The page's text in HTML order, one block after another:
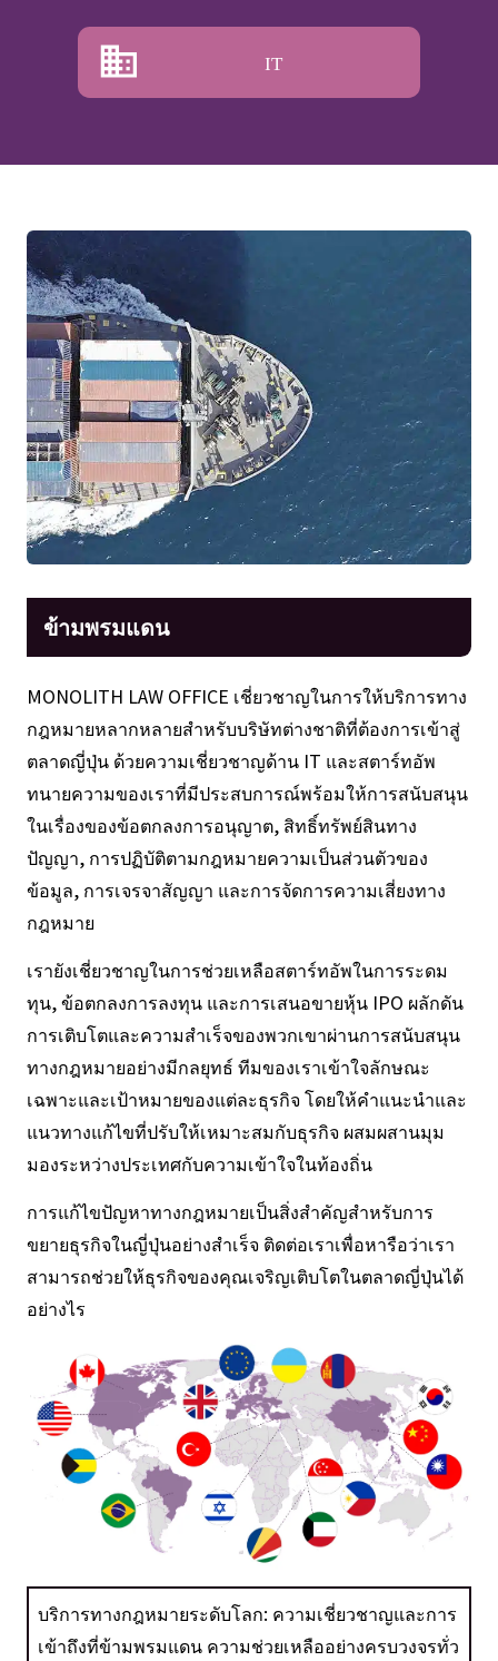
IT
ข้ามพรมแดน
MONOLITH LAW OFFICE เชี่ยวชาญในการให้บริการทาง
กฎหมายหลากหลายสำหรับบริษัทต่างชาติที่ต้องการเข้าสู่
ตลาดญี่ปุ่น ด้วยความเชี่ยวชาญด้าน IT และสตาร์ทอัพ
ทนายความของเราที่มีประสบการณ์พร้อมให้การสนับสนุน
ในเรื่องของข้อตกลงการอนุญาต, สิทธิ์ทรัพย์สินทาง
ปัญญา, การปฏิบัติตามกฎหมายความเป็นส่วนตัวของ
ข้อมูล, การเจรจาสัญญา และการจัดการความเสี่ยงทาง
กฎหมาย
เรายังเชี่ยวชาญในการช่วยเหลือสตาร์ทอัพในการระดม
ทุน, ข้อตกลงการลงทุน และการเสนอขายหุ้น IPO ผลักดัน
การเติบโตและความสำเร็จของพวกเขาผ่านการสนับสนุน
ทางกฎหมายอย่างมีกลยุทธ์ ทีมของเราเข้าใจลักษณะ
เฉพาะและเป้าหมายของแต่ละธุรกิจ โดยให้คำแนะนำและ
แนวทางแก้ไขที่ปรับให้เหมาะสมกับธุรกิจ ผสมผสานมุม
มองระหว่างประเทศกับความเข้าใจในท้องถิ่น
การแก้ไขปัญหาทางกฎหมายเป็นสิ่งสำคัญสำหรับการ
ขยายธุรกิจในญี่ปุ่นอย่างสำเร็จ ติดต่อเราเพื่อหารือว่าเรา
สามารถช่วยให้ธุรกิจของคุณเจริญเติบโตในตลาดญี่ปุ่นได้
อย่างไร
บริการทางกฎหมายระดับโลก: ความเชี่ยวชาญและการ
เข้าถึงที่ข้ามพรมแดน ความช่วยเหลืออย่างครบวงจรทั่ว